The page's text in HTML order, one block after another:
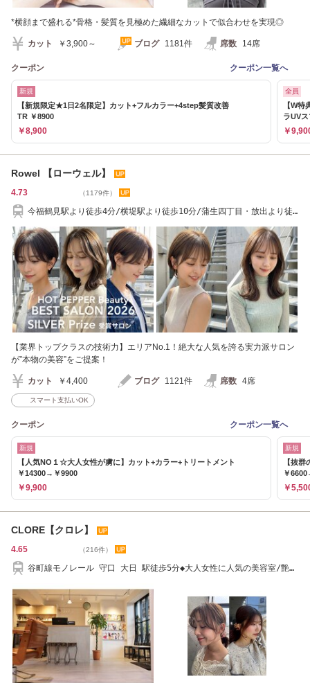
*横顔まで盛れる*骨格・髪質を見極めた繊細なカットで似合わせを実現◎
カット ￥3,900～ ブログ 1181件 席数 14席
クーポン クーポン一覧へ
新規
【新規限定★1日2名限定】カット+フルカラー+4step髪質改善
TR ￥8900
￥8,900
全員
【W
ラUV
￥
Rowel 【ローウェル】
4.73 （1179件）
今福鶴見駅より徒歩4分/横堤駅より徒歩10分/蒲生四丁目・放出より徒
【業界トップクラスの技術力】エリアNo.1！絶大な人気を誇る実力派サロン
が”本物の美容”をご提案！
カット ￥4,400 ブログ 1121件 席数 4席
スマート支払いOK
クーポン クーポン一覧へ
新規
【人気NO１☆大人女性が虜に】カット+カラー+トリートメント
￥14300→￥9900
￥9,900
新規
【抜
￥
￥
CLORE【クロレ】
4.65 （216件）
谷町線モノレール 守口 大日 駅徒歩5分◆大人女性に人気の美容室/艶カ